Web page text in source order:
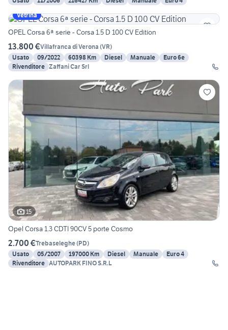
Vetrina
OPEL Corsa 6ª serie - Corsa 1.5 D 100 CV Edition
13.800 €Villafranca di Verona (VR)
Usato
09/2022 60398 Km Diesel Manuale
Euro 6e
Rivenditore Zaffani Car Srl
15
Opel Corsa 1.3 CDTI 90CV 5 porte Cosmo
2.700 €Trebaseleghe(PD)
Usato
05/2007 197000 Km Diesel Manuale
Euro 4
Rivenditore AUTOPARK FINO S.R.L